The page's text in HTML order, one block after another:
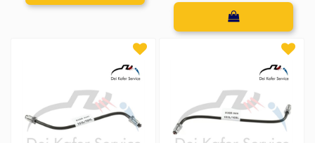
Quantità